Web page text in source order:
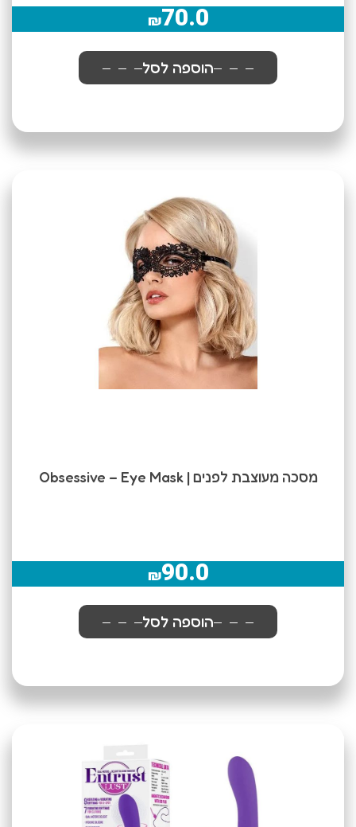
₪70.0
הוספה לסל
מסכה מעוצבת לפנים | Obsessive – Eye Mask
₪90.0
הוספה לסל